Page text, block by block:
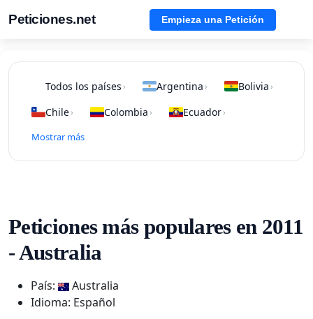
Peticiones.net Empieza una Petición
Todos los países › Argentina › Bolivia ›
Chile› Colombia › Ecuador›
Mostrar más
Peticiones más populares en 2011
- Australia
País:
Australia
Idioma: Español